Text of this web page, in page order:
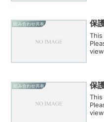
組み合わせ共有 保
組み合わせ共有 保